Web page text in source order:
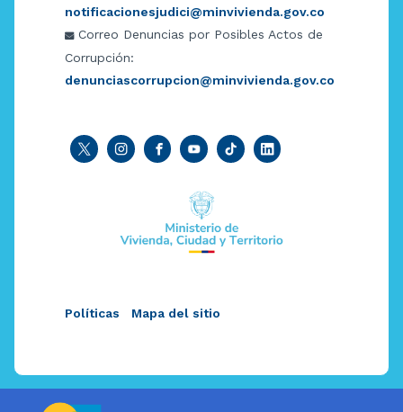
notificacionesjudici@minvivienda.gov.co
Correo Denuncias por Posibles Actos de
Corrupción:
denunciascorrupcion@minvivienda.gov.co
Políticas Mapa del sitio